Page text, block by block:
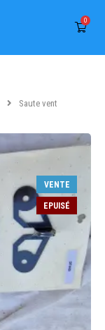
0
Saute vent
VENTE
EPUISÉ